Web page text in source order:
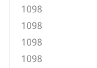
1098
1098
1098
1098